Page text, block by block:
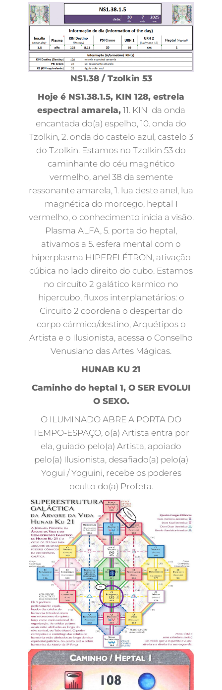
NS1.38 / Tzolkin 53
Hoje é NS1.38.1.5, KIN 128, estrela
espectral amarela,11. KIN da onda
encantada do(a) espelho, 10. onda do
Tzolkin, 2. onda do castelo azul, castelo 3
do Tzolkin. Estamos no Tzolkin 53 do
caminhante do céu magnético
vermelho, anel 38 da semente
ressonante amarela, 1. lua deste anel, lua
magnética do morcego, heptal 1
vermelho, o conhecimento inicia a visão.
Plasma ALFA, 5. porta do heptal,
ativamos a 5. esfera mental com o
hiperplasma HIPERELÉTRON, ativação
cúbica no lado direito do cubo. Estamos
no circuíto 2 galático karmico no
hipercubo, fluxos interplanetários: o
Circuito 2 coordena o despertar do
corpo cármico/destino, Arquétipos o
Artista e o Ilusionista, acessa o Conselho
Venusiano das Artes Mágicas.
HUNAB KU 21
Caminho do heptal 1, O SER EVOLUI
O SEXO.
O ILUMINADO ABRE A PORTA DO
TEMPO-ESPAÇO, o(a) Artista entra por
ela, guiado pelo(a) Artista, apoiado
pelo(a) Ilusionista, desafiado(a) pelo(a)
Yogui / Yoguini, recebe os poderes
oculto do(a) Profeta.